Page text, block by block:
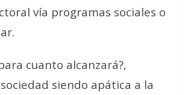
vía programas sociales o
cuanto alcanzará?,
siendo apática a la